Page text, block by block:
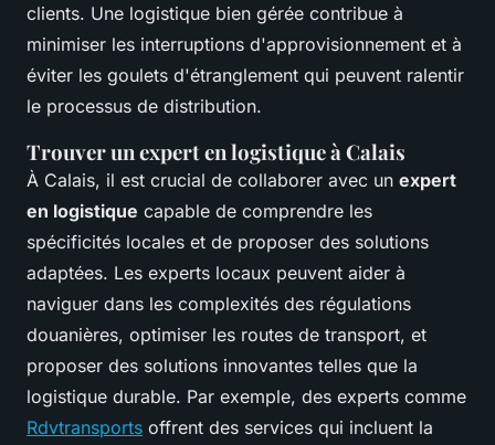
clients. Une logistique bien gérée contribue à
minimiser les interruptions d'approvisionnement et à
éviter les goulets d'étranglement qui peuvent ralentir
le processus de distribution.
Trouver un expert en logistique à Calais
À Calais, il est crucial de collaborer avec un expert
en logistique capable de comprendre les
spécificités locales et de proposer des solutions
adaptées. Les experts locaux peuvent aider à
naviguer dans les complexités des régulations
douanières, optimiser les routes de transport, et
proposer des solutions innovantes telles que la
logistique durable. Par exemple, des experts comme
Rdvtransports offrent des services qui incluent la